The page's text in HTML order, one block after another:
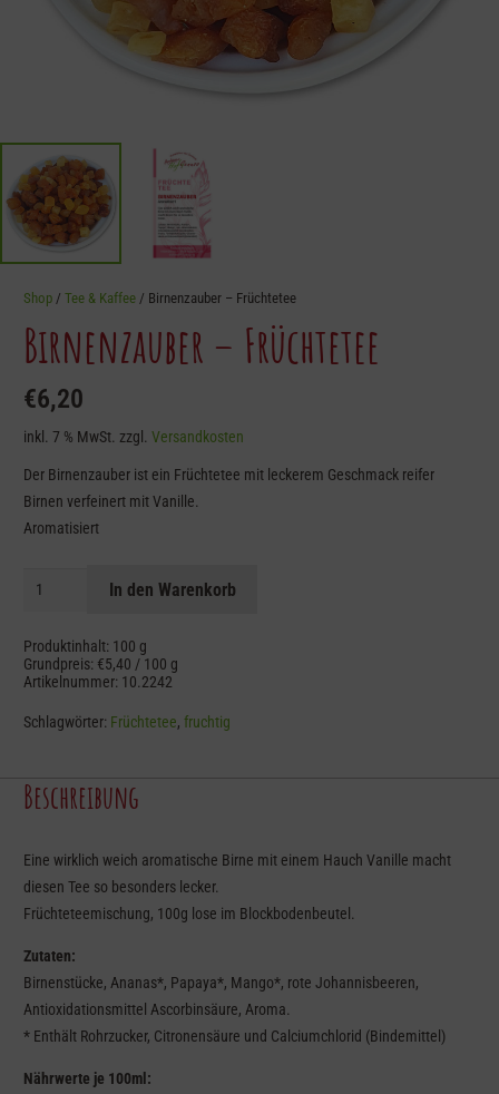
Shop / Tee & Kaffee / Birnenzauber – Früchtetee
Birnenzauber – Früchtetee
€6,20
inkl. 7 % MwSt. zzgl. Versandkosten
Der Birnenzauber ist ein Früchtetee mit leckerem Geschmack reifer
Birnen verfeinert mit Vanille.
Aromatisiert
Birnenzauber
Menge
In den Warenkorb
Produktinhalt: 100 g
Grundpreis: €5,40 / 100 g
Artikelnummer: 10.2242
Schlagwörter: Früchtetee, fruchtig
Beschreibung
Eine wirklich weich aromatische Birne mit einem Hauch Vanille macht
diesen Tee so besonders lecker.
Früchteteemischung, 100g lose im Blockbodenbeutel.
Zutaten:
Birnenstücke, Ananas*, Papaya*, Mango*, rote Johannisbeeren,
Antioxidationsmittel Ascorbinsäure, Aroma.
* Enthält Rohrzucker, Citronensäure und Calciumchlorid (Bindemittel)
Nährwerte je 100ml: